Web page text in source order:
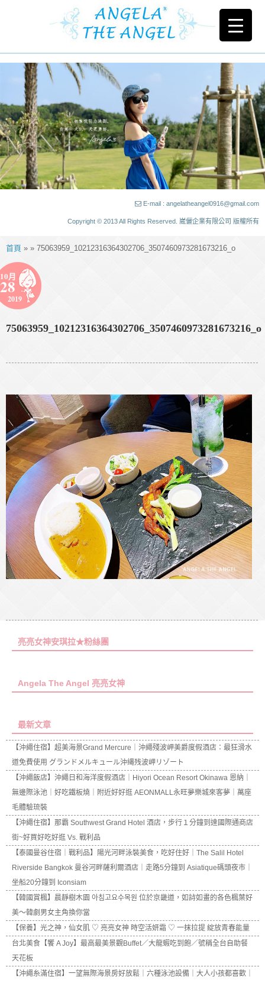
E-mail : angelatheangel0916@gmail.com
Copyright © 2013 All Rights Reserved. 崴儷企業有限公司 版權所有
首頁 » » 75063959_10212316364302706_3507460973281673216_o
10月
28
2019
75063959_10212316364302706_3507460973281673216_o
亮亮女神安琪拉★粉絲團
Angela The Angel 亮亮女神
最新文章
【沖繩住宿】超美海景Grand Mercure｜沖繩殘波岬美爵度假酒店：最狂滑水
道免費使用 グランドメルキュール沖縄残波岬リゾート
【沖繩飯店】沖繩日和海洋度假酒店｜Hiyori Ocean Resort Okinawa 恩納｜
無邊際泳池｜好吃鐵板燒｜附近好好逛 AEONMALL永旺夢樂城來客夢｜萬座
毛體驗琉裝
【沖繩住宿】那霸 Southwest Grand Hotel 酒店，步行１分鐘到達國際通商店
街~好買好吃好逛 Vs. 戰利品
【泰國曼谷住宿｜戰利品】陽光河畔泳裝美食，吃好住好｜The Salil Hotel
Riverside Bangkok 曼谷河畔薩利爾酒店｜走路5分鐘到 Asiatique碼頭夜市｜
坐船20分鐘到 Iconsiam
【韓國賞楓】晨靜樹木園 아침고요수목원 位於京畿道，如詩如畫的各色楓葉好
美～韓劇男女主角換你當
【保養】光之神，仙女肌 ♡ 亮亮女神 時空活妍霜 ♡ 一抹拉提 綻放青春能量
台北美食【饗 A Joy】最高最美景觀Buffet／大龍蝦吃到飽／號稱全台自助餐
天花板
【沖繩糸滿住宿】一望無際海景房好放鬆｜六種泳池設備｜大人小孩都喜歡｜